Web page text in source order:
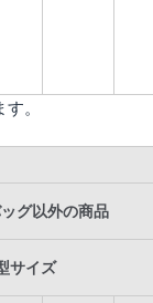
。
グ以外の商品
サイズ